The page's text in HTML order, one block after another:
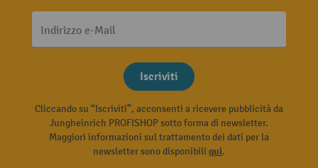
Indirizzo e-Mail
Iscriviti
Cliccando su “Iscriviti”, acconsenti a ricevere pubblicità da
Jungheinrich PROFISHOP sotto forma di newsletter.
Maggiori informazioni sul trattamento dei dati per la
newsletter sono disponibili qui.